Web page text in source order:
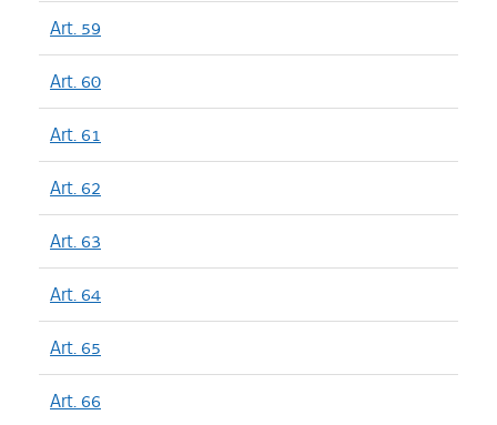
Art. 59
Art. 60
Art. 61
Art. 62
Art. 63
Art. 64
Art. 65
Art. 66